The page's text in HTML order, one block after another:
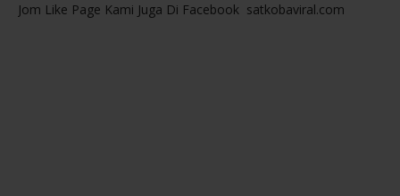
Jom Like Page Kami Juga Di Facebook satkobaviral.com